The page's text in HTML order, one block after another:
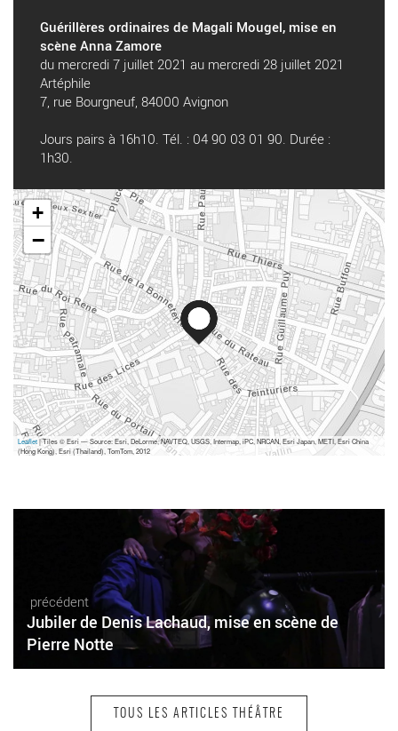
Guérillères ordinaires de Magali Mougel, mise en
scène Anna Zamore
du mercredi 7 juillet 2021 au mercredi 28 juillet 2021
Artéphile
7, rue Bourgneuf, 84000 Avignon
Jours pairs à 16h10. Tél. : 04 90 03 01 90. Durée :
1h30.
+
−
Leaflet| Tiles © Esri — Source: Esri, DeLorme, NAVTEQ, USGS, Intermap, iPC, NRCAN, Esri Japan, METI, Esri China
(Hong Kong), Esri (Thailand), TomTom, 2012
précédent
Jubiler de Denis Lachaud, mise en scène de
Pierre Notte
TOUS LES ARTICLES THÉÂTRE